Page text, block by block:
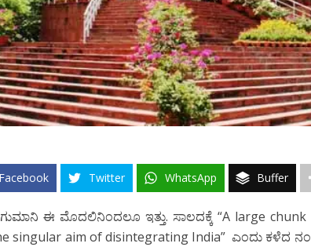
Twitter WhatsApp Buffer
ಈ ಮೊದಲಿನಿಂದಲೂ ಇತ್ತು. ಸಾಲದಕ್ಕೆ “A large
singular aim of disintegrating India” ಎಂದು ಕಳೆದ